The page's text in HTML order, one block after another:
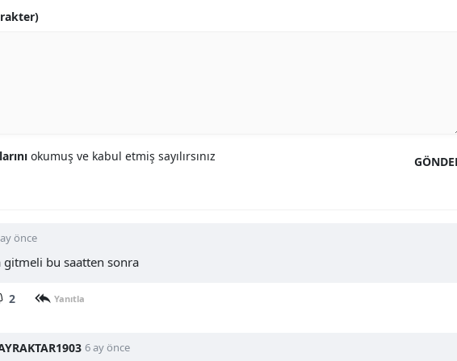
okumuş ve kabul etmiş sayılırsınız
önce
gitmeli bu saatten sonra
2 Yanıtla
6 ay önce